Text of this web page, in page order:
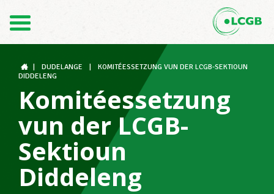
FR
Der LCGB
Gewerkschaftsstrukturen
DUDELANGE
KOMITÉESSETZUNG VUN DER LCGB-SEKTIOUN
DIDDELENG
Komitéessetzung
vun der LCGB-
Sektioun
Diddeleng